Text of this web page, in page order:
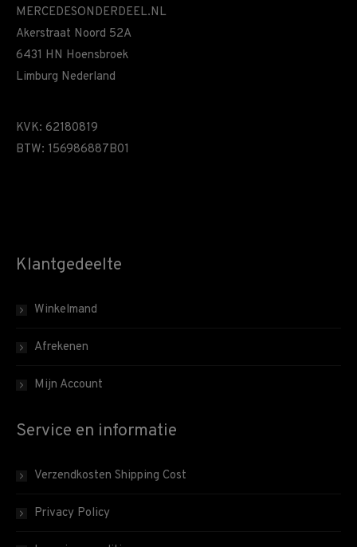
MERCEDESONDERDEEL.NL
Akerstraat Noord 52A
6431 HN Hoensbroek
Limburg Nederland
KVK: 62180819
BTW: 156986887B01
Klantgedeelte
Winkelmand
Afrekenen
Mijn Account
Service en informatie
Verzendkosten Shipping Cost
Privacy Policy